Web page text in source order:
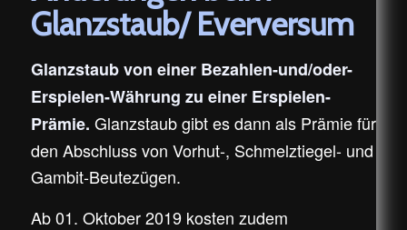
Glanzstaub/ Everversum
Glanzstaub von einer Bezahlen-und/oder-
Erspielen-Währung zu einer Erspielen-
Prämie. Glanzstaub gibt es dann als Prämie für
den Abschluss von Vorhut-, Schmelztiegel- und
Gambit-Beutezügen.
Ab 01. Oktober 2019 kosten zudem